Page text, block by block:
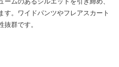
す。ワイドパンツやフレアスカート
抜群です。